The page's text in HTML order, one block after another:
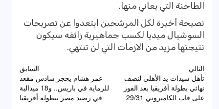
الطاحنة التي يعاني منها.
نصيحة أخيرة لكل المرشحين ابتعدوا عن تصريحات
السوشيال ميديا لكسب جماهيرية زائفه سيكون
نتيجتها مزيد من الازمات التي لن تنتهي.
تصفّح
المقالات
السابق
عمر هشام يحجز سادس مقعد
للرماية في باريس.. و18 ميدالية
في رصيد مصر ببطولة أفريقيا
التالي
تأهل سيدات يد الأهلي لنصف
نهائي بطولة أفريقيا بعد الفوز
على فاب الكاميروني 29/31